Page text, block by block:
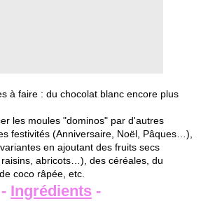
à faire : du chocolat blanc encore plus
les moules "dominos" par d'autres
festivités (Anniversaire, Noël, Pâques…),
en ajoutant des fruits secs
abricots…), des céréales, du
coco râpée, etc.
- Ingrédients -